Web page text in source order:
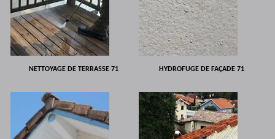
NETTOYAGE DE TERRASSE 71 HYDROFUGE DE FAÇADE 71